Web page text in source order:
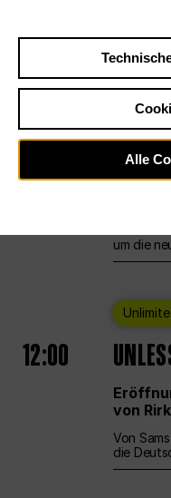
Sa29.8.
12:00
um die
12:00
von
Von
die
Alle